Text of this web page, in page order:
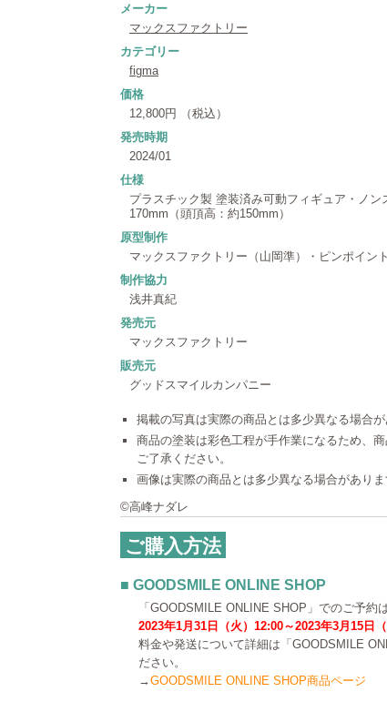
メーカー
マックスファクトリー
カテゴリー
figma
価格
12,800円 （税込）
発売時期
2024/01
仕様
プラスチック製 塗装済み可動フィギュア・ノ
170mm（頭頂高：約150mm）
原型制作
マックスファクトリー（山岡準）・ピンポイント
制作協力
浅井真紀
発売元
マックスファクトリー
販売元
グッドスマイルカンパニー
掲載の写真は実際の商品とは多少異なる場合が
商品の塗装は彩色工程が手作業になるため、
ご了承ください。
画像は実際の商品とは多少異なる場合がありま
©高峰ナダレ
ご購入方法
■ GOODSMILE ONLINE SHOP
「GOODSMILE ONLINE SHOP」でのご予約
2023年1月31日（火）12:00～2023年3月15日（
料金や発送について詳細は「GOODSMILE
ださい。
→GOODSMILE ONLINE SHOP商品ページ